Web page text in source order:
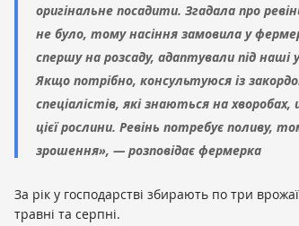
оригінальне посадити. Згадала про
не було, тому насіння замовила у
спершу на розсаду, адаптували під
Якщо потрібно, консультуюся із
спеціалістів, які знаються на
цієї рослини. Ревінь потребує поливу,
зрошення», — розповідає фермерка
За рік у господарстві збирають по три
травні та серпні.